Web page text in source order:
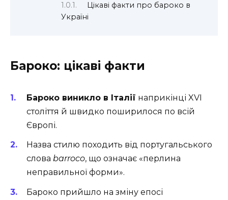
Цікаві факти про бароко в
Україні
Бароко: цікаві факти
Бароко виникло в Італії наприкінці XVI
століття й швидко поширилося по всій
Європі.
Назва стилю походить від португальського
слова barroco, що означає «перлина
неправильної форми».
Бароко прийшло на зміну епосі